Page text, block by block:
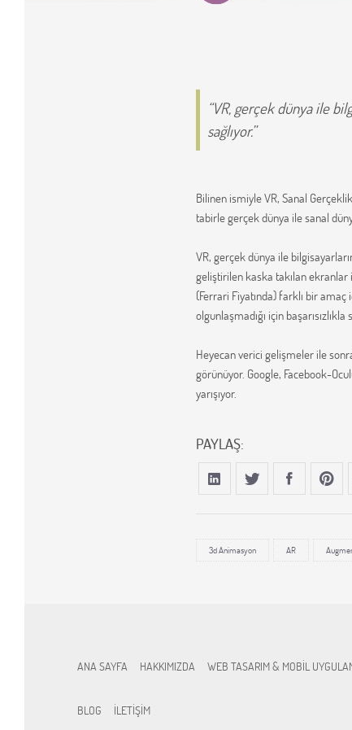
VR, gerçek dünya ile
sağlıyor.
Bilinen ismiyle VR, Sanal
tabirle gerçek dünya ile sanal
VR, gerçek dünya ile
geliştirilen kaska takılan ekranlar
(Ferrari Fiyatında) farklı bir
olgunlaşmadığı için
Heyecan verici gelişmeler ile
görünüyor. Google, Facebook-
yarışıyor.
PAYLAŞ:
3d Animasyon AR
ANA SAYFA HAKKIMIZDA WEB TASARIM & MOBİL
BLOG İLETİŞİM